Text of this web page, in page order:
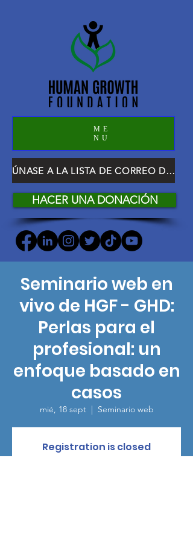
ME
NU
ÚNASE A LA LISTA DE CORREO DE HGF
HACER UNA DONACIÓN
Seminario web en
vivo de HGF - GHD:
Perlas para el
profesional: un
enfoque basado en
casos
mié, 18 sept
  |
Seminario web
Registration is closed